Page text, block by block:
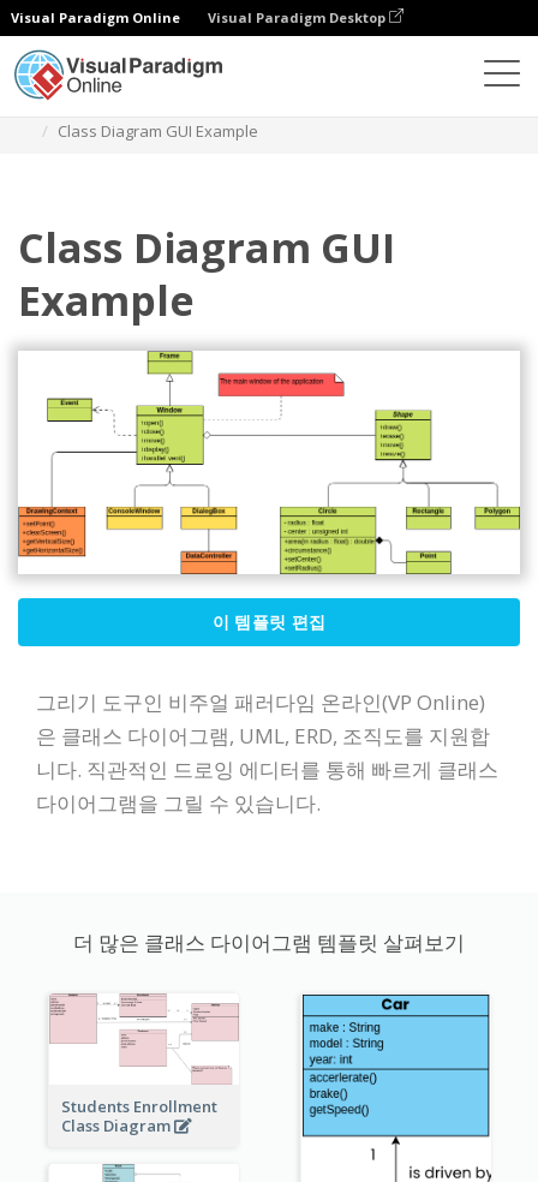
Visual Paradigm Online Visual Paradigm Desktop
Class Diagram GUI Example
Class Diagram GUI
Example
이 템플릿 편집
그리기 도구인 비주얼 패러다임 온라인(VP Online)
은 클래스 다이어그램, UML, ERD, 조직도를 지원합
니다. 직관적인 드로잉 에디터를 통해 빠르게 클래스
다이어그램을 그릴 수 있습니다.
더 많은 클래스 다이어그램 템플릿 살펴보기
Students Enrollment
Class Diagram